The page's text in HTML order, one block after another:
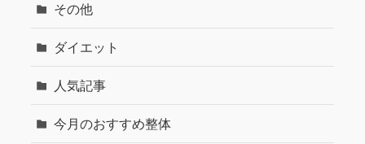
その他
ダイエット
人気記事
今月のおすすめ整体